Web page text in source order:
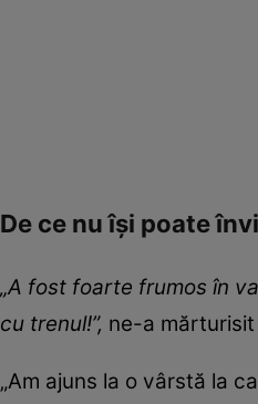
De ce nu își poate
„A fost foarte frumos în
cu trenul!”, ne-a mărturisit
„Am ajuns la o vârstă la